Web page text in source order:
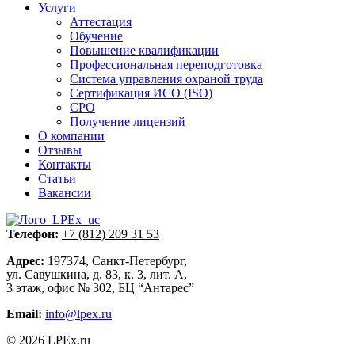
Услуги
Аттестация
Обучение
Повышение квалификации
Профессиональная переподготовка
Система управления охраной труда
Сертификация ИСО (ISO)
СРО
Получение лицензий
О компании
Отзывы
Контакты
Статьи
Вакансии
Телефон: +7 (812) 209 31 53
Адрес: 197374, Санкт-Петербург,
ул. Савушкина, д. 83, к. 3, лит. А,
3 этаж, офис № 302, БЦ “Антарес”
Email: info@lpex.ru
© 2026 LPEx.ru